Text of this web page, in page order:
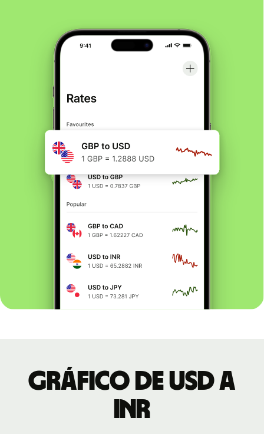
Gráfico de USD a
INR